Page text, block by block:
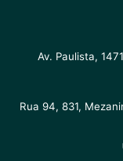
Av. Paulista,
Rua 94, 831,